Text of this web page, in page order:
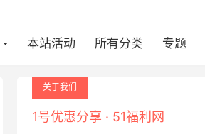
本站活动 所有分类 专题
关于我们
1号优惠分享 · 51福利网